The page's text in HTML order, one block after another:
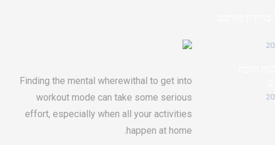
Finding the mental wherewithal to get into
workout mode can take some serious
effort, especially when all your activities
happen at home.